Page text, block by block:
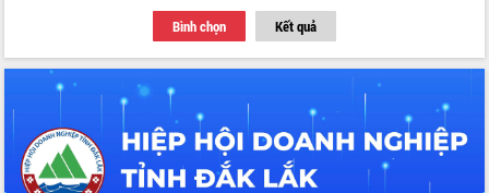
Thứ trưởng Bộ Y tế làm việc với tỉnh
Đắk Lắk về phát triển nhân lực y tế
cho trạm y tế cấp xã
Du lịch Đắk Lắk nâng tầm trải nghiệm
du khách thông qua Hệ thống cơ sở dữ
liệu và Bản đồ số
Tập huấn ứng dụng trí tuệ nhân tạo (AI)
trong thương mại điện tử năm 2026
Bình chọn Kết quả